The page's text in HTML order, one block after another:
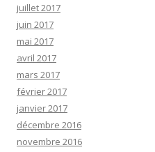
juillet 2017
juin 2017
mai 2017
avril 2017
mars 2017
février 2017
janvier 2017
décembre 2016
novembre 2016